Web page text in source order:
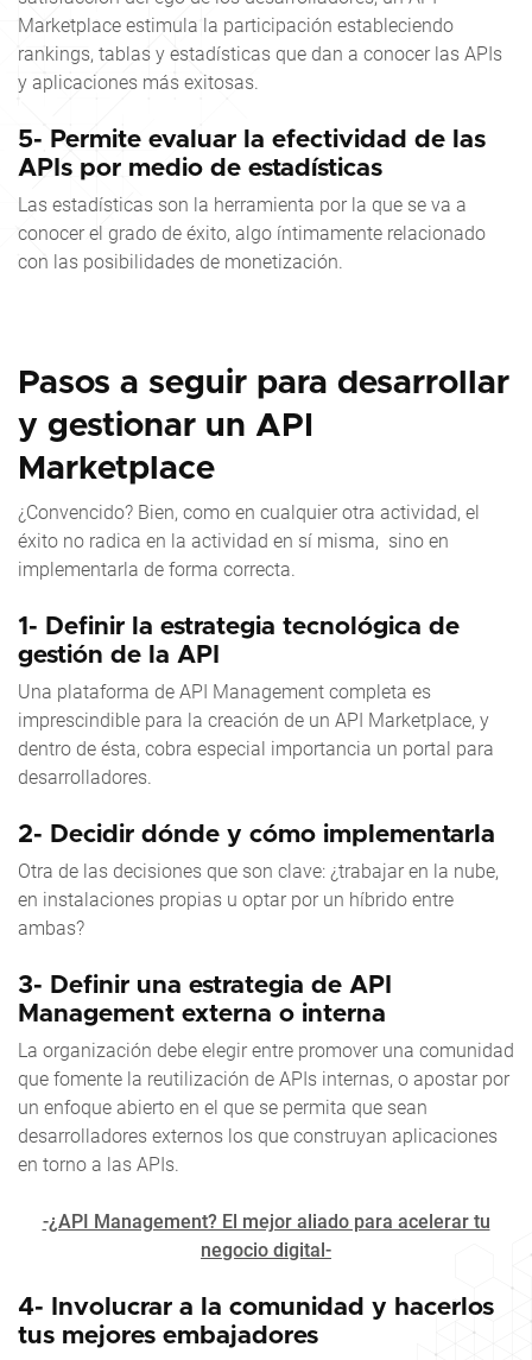
Marketplace estimula la participación estableciendo
rankings, tablas y estadísticas que dan a conocer las APIs
y aplicaciones más exitosas.
5- Permite evaluar la efectividad de las
APIs por medio de estadísticas
Las estadísticas son la herramienta por la que se va a
conocer el grado de éxito, algo íntimamente relacionado
con las posibilidades de monetización.
Pasos a seguir para desarrollar
y gestionar un API
Marketplace
¿Convencido? Bien, como en cualquier otra actividad, el
éxito no radica en la actividad en sí misma, sino en
implementarla de forma correcta.
1- Definir la estrategia tecnológica de
gestión de la API
Una plataforma de API Management completa es
imprescindible para la creación de un API Marketplace, y
dentro de ésta, cobra especial importancia un portal para
desarrolladores.
2- Decidir dónde y cómo implementarla
Otra de las decisiones que son clave: ¿trabajar en la nube,
en instalaciones propias u optar por un híbrido entre
ambas?
3- Definir una estrategia de API
Management externa o interna
La organización debe elegir entre promover una comunidad
que fomente la reutilización de APIs internas, o apostar por
un enfoque abierto en el que se permita que sean
desarrolladores externos los que construyan aplicaciones
en torno a las APIs.
-¿API Management? El mejor aliado para acelerar tu
negocio digital-
4- Involucrar a la comunidad y hacerlos
tus mejores embajadores